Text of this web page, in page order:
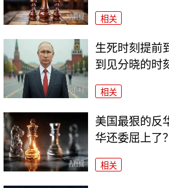
相关
生死时刻提前
到见分晓的时
相关
美国最狠的反
华还委屈上了？
相关